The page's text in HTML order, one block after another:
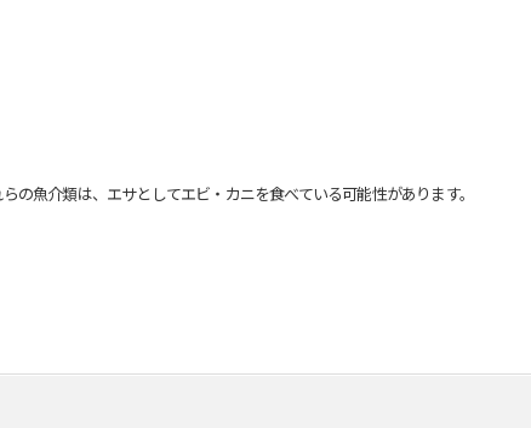
魚介類は、エサとしてエビ・カニを食べている可能性があります。